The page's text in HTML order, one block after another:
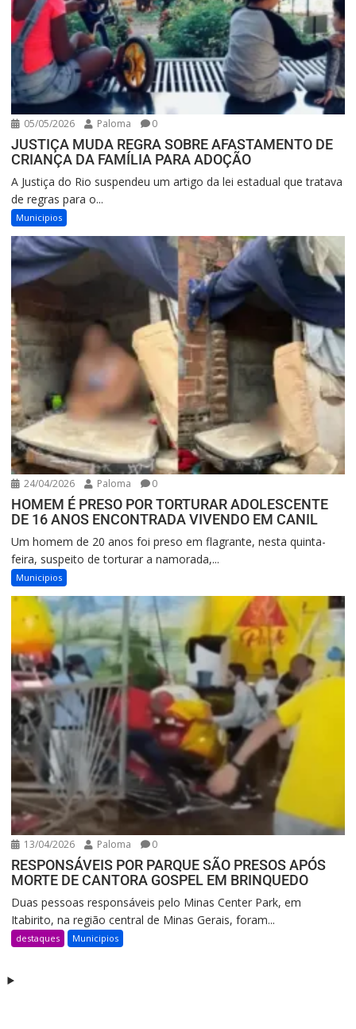
05/05/2026 Paloma 0
JUSTIÇA MUDA REGRA SOBRE AFASTAMENTO DE
CRIANÇA DA FAMÍLIA PARA ADOÇÃO
A Justiça do Rio suspendeu um artigo da lei estadual que tratava
de regras para o...
Municipios
24/04/2026 Paloma 0
HOMEM É PRESO POR TORTURAR ADOLESCENTE
DE 16 ANOS ENCONTRADA VIVENDO EM CANIL
Um homem de 20 anos foi preso em flagrante, nesta quinta-
feira, suspeito de torturar a namorada,...
Municipios
13/04/2026 Paloma 0
RESPONSÁVEIS POR PARQUE SÃO PRESOS APÓS
MORTE DE CANTORA GOSPEL EM BRINQUEDO
Duas pessoas responsáveis pelo Minas Center Park, em
Itabirito, na região central de Minas Gerais, foram...
destaques Municipios